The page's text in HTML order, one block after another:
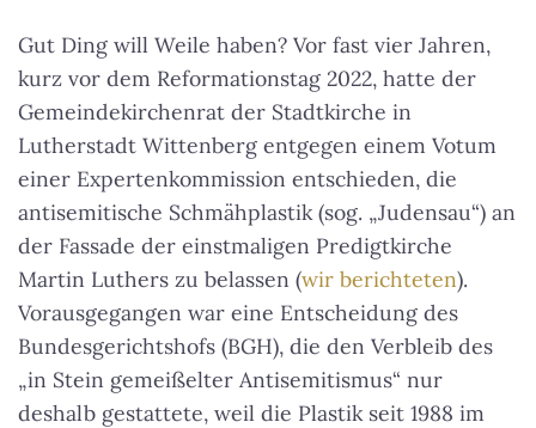
Gut Ding will Weile haben? Vor fast vier Jahren,
kurz vor dem Reformationstag 2022, hatte der
Gemeindekirchenrat der Stadtkirche in
Lutherstadt Wittenberg entgegen einem Votum
einer Expertenkommission entschieden, die
antisemitische Schmähplastik (sog. „Judensau“) an
der Fassade der einstmaligen Predigtkirche
Martin Luthers zu belassen (wir berichteten).
Vorausgegangen war eine Entscheidung des
Bundesgerichtshofs (BGH), die den Verbleib des
„in Stein gemeißelter Antisemitismus“ nur
deshalb gestattete, weil die Plastik seit 1988 im